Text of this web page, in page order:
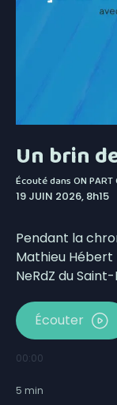
Un brin
Écouté dansON PART
19 JUIN 2026, 8h15
Pendant la
Mathieu Hébert
NeRdZ du
Écouter
00:00
5 min